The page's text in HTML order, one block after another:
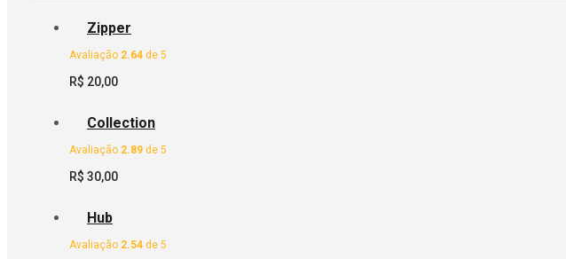
Zipper
Avaliação 2.64 de 5
R$ 20,00
Collection
Avaliação 2.89 de 5
R$ 30,00
Hub
Avaliação 2.54 de 5